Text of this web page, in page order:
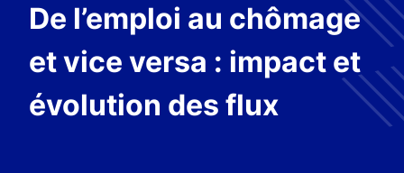
De l’emploi au chômage
et vice versa : impact et
évolution des flux